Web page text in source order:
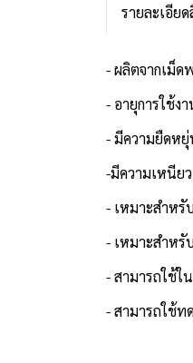
รายละเอีย
- ผลิตจากเม็
- อายุการใช้
- มีความยืดห
-มีความเหนีย
- เหมาะสำหรั
- เหมาะสำห
- สามารถใช้
- สามารถใช้ท